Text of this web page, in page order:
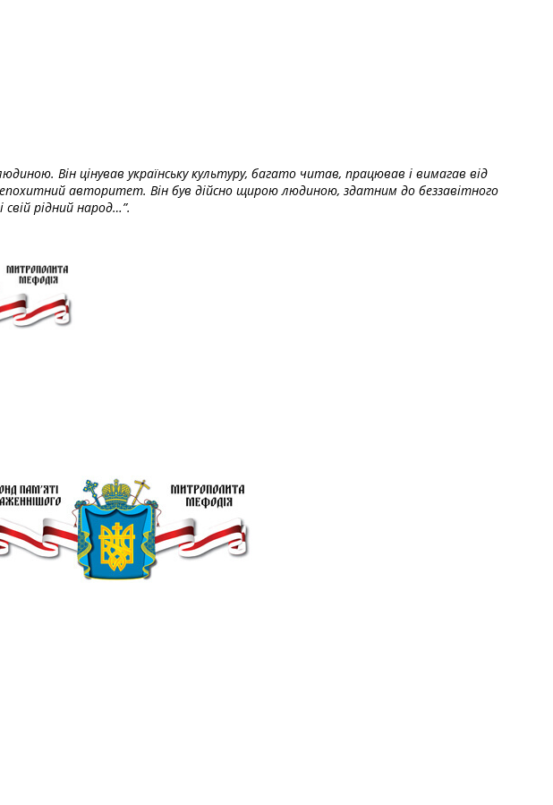
Він цінував українську культуру, багато читав, працював і вимагав від
авторитет. Він був дійсно щирою людиною, здатним до беззавітного
рідний народ…”.